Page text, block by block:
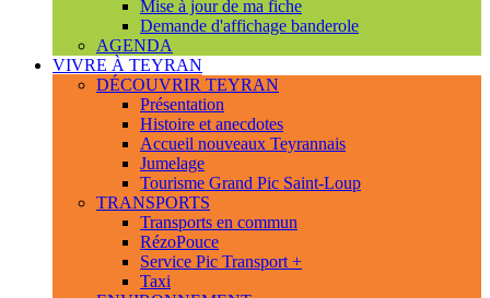
Mise à jour de ma fiche
Demande d'affichage banderole
AGENDA
VIVRE À TEYRAN
DÉCOUVRIR TEYRAN
Présentation
Histoire et anecdotes
Accueil nouveaux Teyrannais
Jumelage
Tourisme Grand Pic Saint-Loup
TRANSPORTS
Transports en commun
RézoPouce
Service Pic Transport +
Taxi